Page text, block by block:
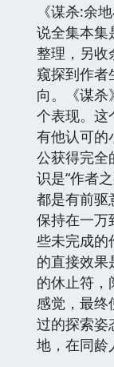
《谋杀:余
说全集本集
整理，另收
窥探到作者
向。《谋杀
个表现。这
有他认可的
公获得完全
识是“作者
都是有前驱
保持在一万
些未完成的
的直接效果
的休止符，
感觉，最终
过的探索姿
地，在同龄